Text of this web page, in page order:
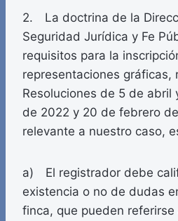
2. La doctrina de la
Seguridad Jurídica y Fe
requisitos para la
representaciones gráficas,
Resoluciones de 5 de abril
de 2022 y 20 de febrero
relevante a nuestro caso,
a) El registrador debe
existencia o no de dudas
finca, que pueden referirse